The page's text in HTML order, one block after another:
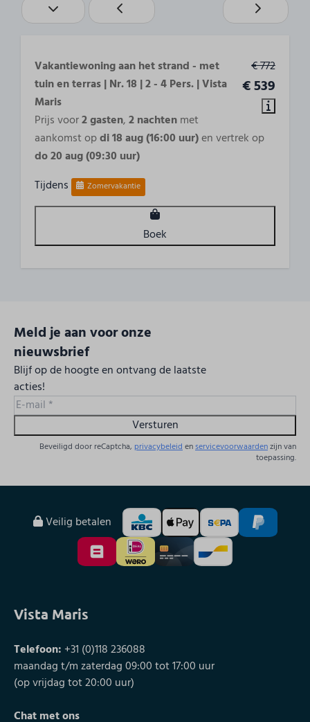
Aantal bedden: 4
Toegankelijkheid
Begane grond
Buiten
Bbq toegestaan
€ 772
€ 539
Vakantiewoning aan het strand - met
tuin en terras | Nr. 18 | 2 - 4 Pers. | Vista
Maris
Prijs voor2 gasten,2 nachtenmet
aankomst opdi 18 aug (16:00 uur)en vertrek op
do 20 aug (09:30 uur)
Tijdens
Zomervakantie
Boek
Meld je aan voor onze
nieuwsbrief
Blijf op de hoogte en ontvang de laatste
acties!
Versturen
Beveiligd door reCaptcha, privacybeleidenservicevoorwaardenzijn van
toepassing.
Veilig betalen
Vista Maris
Telefoon: +31 (0)118 236088
maandag t/m zaterdag 09:00 tot 17:00 uur
(op vrijdag tot 20:00 uur)
Chat met ons